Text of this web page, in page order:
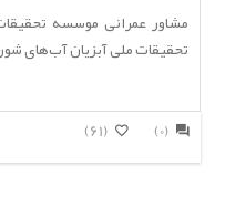
مشاور عمرانی موسسه
تحقیقات ملی آبزیان آب‌های
(61) (0)